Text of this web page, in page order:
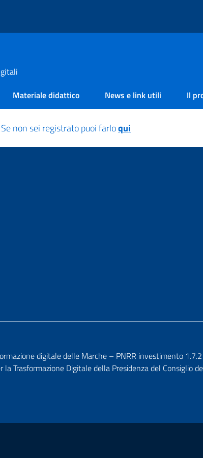
Materiale didattico News e link utili Il
Se non sei registrato puoi farloqui
digitale delle Marche – PNRR investimento
Trasformazione Digitale della Presidenza del Consiglio